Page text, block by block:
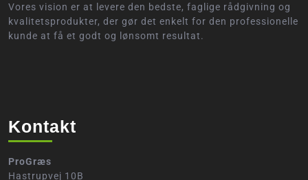
Vores vision er at levere den bedste, faglige rådgivning og
kvalitetsprodukter, der gør det enkelt for den professionelle
kunde at få et godt og lønsomt resultat.
Kontakt
ProGræs
Hastrupvej 10B